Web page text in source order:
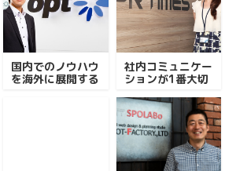
国内でのノウハウ
を海外に展開する
社内コミュニケー
ションが1番大切